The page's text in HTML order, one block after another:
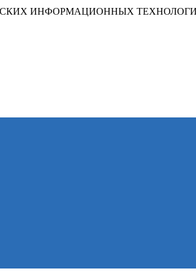
ИНФОРМАЦИОННЫХ